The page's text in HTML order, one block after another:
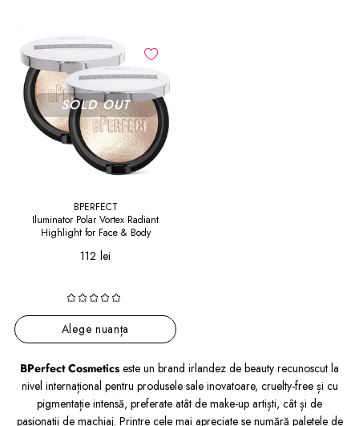
BPERFECT
Iluminator Polar Vortex Radiant
Highlight for Face & Body
112 lei
Alege nuanța
BPerfect Cosmetics este un brand irlandez de beauty recunoscut la
nivel internațional pentru produsele sale inovatoare, cruelty-free și cu
pigmentație intensă, preferate atât de make-up artiști, cât și de
pasionații de machiaj. Printre cele mai apreciate se numără paletele de